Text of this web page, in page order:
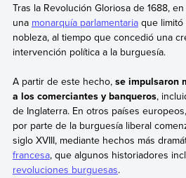
Tras la Revolución Gloriosa de 1688,
una monarquía parlamentariaque limitó
nobleza, al tiempo que concedió una
intervención política a la burguesía.
A partir de este hecho, se impulsaron
a los comerciantes y banqueros,
de Inglaterra. En otros países
por parte de la burguesía liberal
siglo XVIII, mediante hechos más
francesa, que algunos historiadores
revoluciones burguesas.